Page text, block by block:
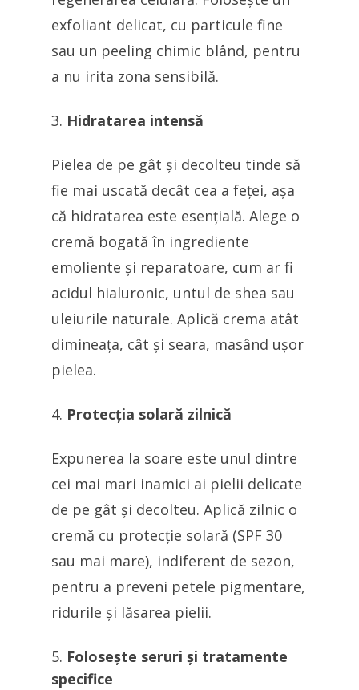
exfoliant delicat, cu particule fine
sau un peeling chimic blând, pentru
a nu irita zona sensibilă.
Hidratarea intensă
Pielea de pe gât și decolteu tinde să
fie mai uscată decât cea a feței, așa
că hidratarea este esențială. Alege o
cremă bogată în ingrediente
emoliente și reparatoare, cum ar fi
acidul hialuronic, untul de shea sau
uleiurile naturale. Aplică crema atât
dimineața, cât și seara, masând ușor
pielea.
Protecția solară zilnică
Expunerea la soare este unul dintre
cei mai mari inamici ai pielii delicate
de pe gât și decolteu. Aplică zilnic o
cremă cu protecție solară (SPF 30
sau mai mare), indiferent de sezon,
pentru a preveni petele pigmentare,
ridurile și lăsarea pielii.
Folosește seruri și tratamente
specifice